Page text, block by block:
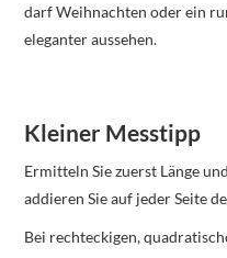
darf Weihnachten oder ein
eleganter aussehen.
Kleiner Messtipp
Ermitteln Sie zuerst Länge
addieren Sie auf jeder Seite
Bei rechteckigen,